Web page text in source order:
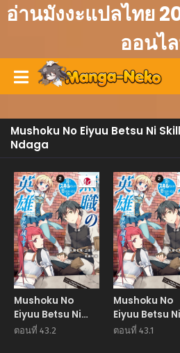
อ่านมังงะแปลไทย
ออนไ
Mushoku No Eiyuu Betsu Ni
Ndaga
Manga
Mushoku No
Eiyuu Betsu Ni
Skill Nanka
ตอนที่ 43.2
Mushoku No
Eiyuu Betsu Ni
Skill Nanka
ตอนที่ 43.1